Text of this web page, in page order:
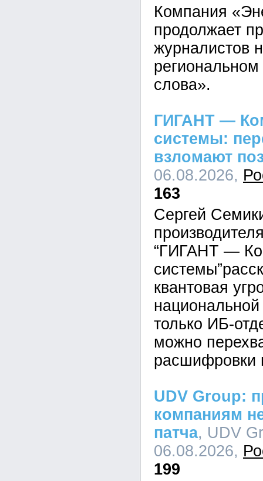
Компания
продолжает
журналистов
слова».
ГИГАНТ —
системы:
взломают
06.08.2026,
163
Сергей
“ГИГАНТ —
квантовая
только ИБ-
можно
расшифровки
UDV Group:
компаниям
патча, UDV
06.08.2026,
199